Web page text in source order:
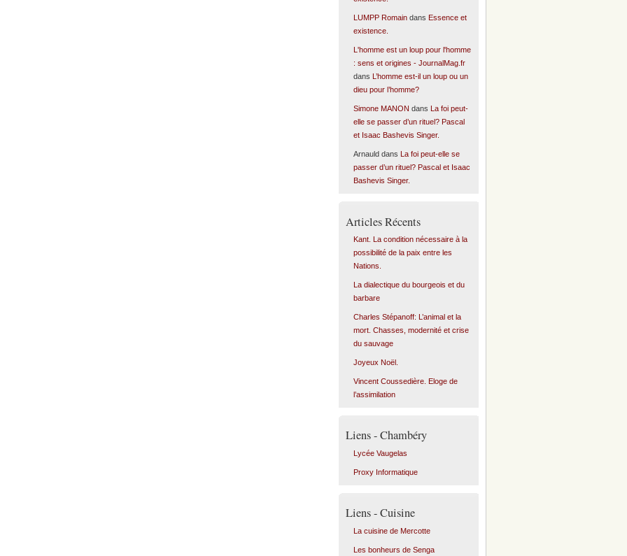
LUMPP Romaindans Essence et
existence.
L'homme est un loup pour l'homme
: sens et origines - JournalMag.fr
dans
L’homme est-il un loup ou un
dieu pour l’homme?
Simone MANON dans
La foi peut-
elle se passer d’un rituel? Pascal
et Isaac Bashevis Singer.
Arnauld dans
La foi peut-elle se
passer d’un rituel? Pascal et Isaac
Bashevis Singer.
Articles Récents
Kant. La condition nécessaire à la
possibilité de la paix entre les
Nations.
La dialectique du bourgeois et du
barbare
Charles Stépanoff: L’animal et la
mort. Chasses, modernité et crise
du sauvage
Joyeux Noël.
Vincent Coussedière. Eloge de
l’assimilation
Liens - Chambéry
Lycée Vaugelas
Proxy Informatique
Liens - Cuisine
La cuisine de Mercotte
Les bonheurs de Senga